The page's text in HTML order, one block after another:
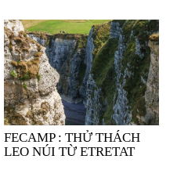
FECAMP : THỬ THÁCH
LEO NÚI TỪ ETRETAT